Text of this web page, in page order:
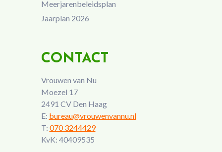
Meerjarenbeleidsplan
Jaarplan 2026
CONTACT
Vrouwen van Nu
Moezel 17
2491 CV Den Haag
E: bureau@vrouwenvannu.nl
T: 070 3244429
KvK: 40409535